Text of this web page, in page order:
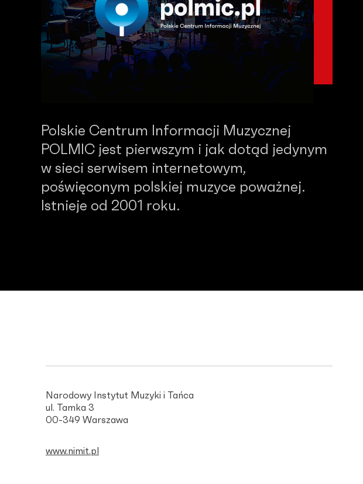
Polskie Centrum Informacji Muzycznej
POLMIC jest pierwszym i jak dotąd jedynym
w sieci serwisem internetowym,
poświęconym polskiej muzyce poważnej.
Istnieje od 2001 roku.
Narodowy Instytut Muzyki i Tańca
ul. Tamka 3
00-349 Warszawa
www.nimit.pl